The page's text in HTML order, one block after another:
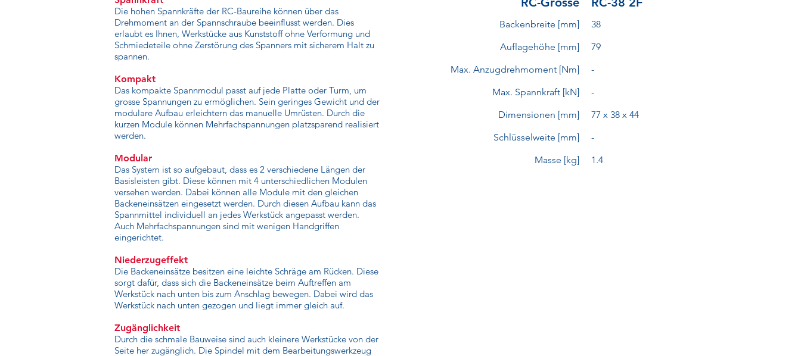
Die hohen Spannkräfte der RC-Baureihe können über das
Drehmoment an der Spannschraube beeinflusst werden. Dies
erlaubt es Ihnen, Werkstücke aus Kunststoff ohne Verformung und
Schmiedeteile ohne Zerstörung des Spanners mit sicherem Halt zu
spannen.
Kompakt
Das kompakte Spannmodul passt auf jede Platte oder Turm, um
grosse Spannungen zu ermöglichen. Sein geringes Gewicht und der
modulare Aufbau erleichtern das manuelle Umrüsten. Durch die
kurzen Module können Mehrfachspannungen platzsparend realisiert
werden.
Modular
Das System ist so aufgebaut, dass es 2 verschiedene Längen der
Basisleisten gibt. Diese können mit 4 unterschiedlichen Modulen
versehen werden. Dabei können alle Module mit den gleichen
Backeneinsätzen eingesetzt werden. Durch diesen Aufbau kann das
Spannmittel individuell an jedes Werkstück angepasst werden.
Auch Mehrfachspannungen sind mit wenigen Handgriffen
eingerichtet.
Niederzugeffekt
Die Backeneinsätze besitzen eine leichte Schräge am Rücken. Diese
sorgt dafür, dass sich die Backeneinsätze beim Auftreffen am
Werkstück nach unten bis zum Anschlag bewegen. Dabei wird das
Werkstück nach unten gezogen und liegt immer gleich auf.
Zugänglichkeit
Durch die schmale Bauweise sind auch kleinere Werkstücke von der
Seite her zugänglich. Die Spindel mit dem Bearbeitungswerkzeug
Backenbreite [mm]
Auflagehöhe [mm]
Max. Anzugdrehmoment [Nm]
Max. Spannkraft [kN]
Dimensionen [mm]
Schlüsselweite [mm]
Masse [kg]
38
79
-
-
77 x 38 x 44
-
1.4